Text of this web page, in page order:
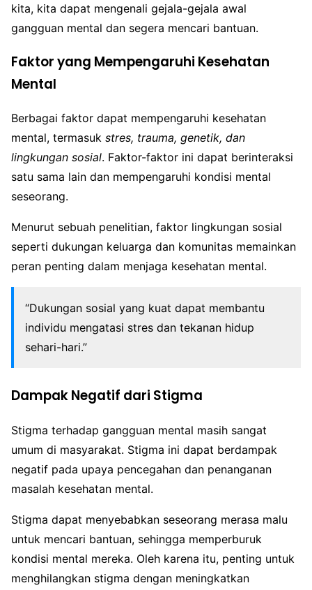
kita, kita dapat mengenali gejala-gejala awal
gangguan mental dan segera mencari bantuan.
Faktor yang Mempengaruhi Kesehatan
Mental
Berbagai faktor dapat mempengaruhi kesehatan
mental, termasuk stres, trauma, genetik, dan
lingkungan sosial. Faktor-faktor ini dapat berinteraksi
satu sama lain dan mempengaruhi kondisi mental
seseorang.
Menurut sebuah penelitian, faktor lingkungan sosial
seperti dukungan keluarga dan komunitas memainkan
peran penting dalam menjaga kesehatan mental.
“Dukungan sosial yang kuat dapat membantu
individu mengatasi stres dan tekanan hidup
sehari-hari.”
Dampak Negatif dari Stigma
Stigma terhadap gangguan mental masih sangat
umum di masyarakat. Stigma ini dapat berdampak
negatif pada upaya pencegahan dan penanganan
masalah kesehatan mental.
Stigma dapat menyebabkan seseorang merasa malu
untuk mencari bantuan, sehingga memperburuk
kondisi mental mereka. Oleh karena itu, penting untuk
menghilangkan stigma dengan meningkatkan